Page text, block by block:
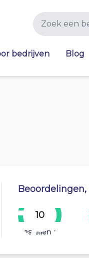
bedrijven Blog
10
Bestellen 10